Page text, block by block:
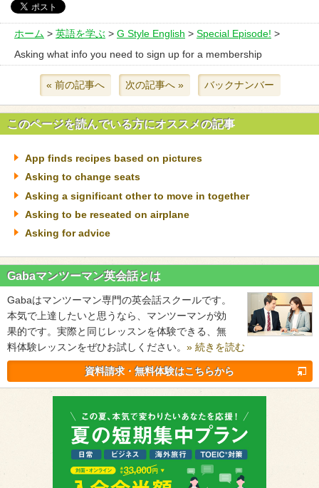
ホーム > 英語を学ぶ > G Style English > Special Episode! >
Asking what info you need to sign up for a membership
« 前の記事へ 次の記事へ » バックナンバー
このページを読んでいる方にオススメの記事
App finds recipes based on pictures
Asking to change seats
Asking a significant other to move in together
Asking to be reseated on airplane
Asking for advice
Gabaマンツーマン英会話とは
Gabaはマンツーマン専門の英会話スクールです。
本気で上達したいと思うなら、マンツーマンが効
果的です。実際と同じレッスンを体験できる、無
料体験レッスンをぜひお試しください。 » 続きを読む
資料請求・無料体験はこちらから